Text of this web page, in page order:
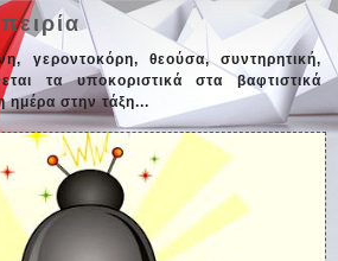
γεροντοκόρη, θεούσα, συντηρητική,
τα υποκοριστικά στα βαφτιστικά
ημέρα στην τάξη...